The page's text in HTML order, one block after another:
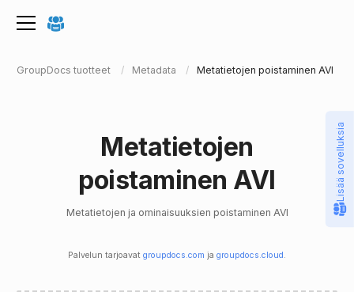
GroupDocs tuotteet Metadata Metatietojen poistaminen AVI
Metatietojen
poistaminen AVI
Metatietojen ja ominaisuuksien poistaminen AVI
Palvelun tarjoavat groupdocs.com ja groupdocs.cloud .
Lisää sovelluksia